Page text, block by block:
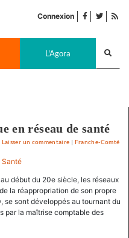
Connexion facebook
twitter
L'Agora
en réseau de santé
Laisser un commentaire on
en
réseau
de
santé
| Franche-Comté
début du 20e siècle, les réseaux
la réappropriation de son propre
se sont développés au tournant du
par la maîtrise comptable des